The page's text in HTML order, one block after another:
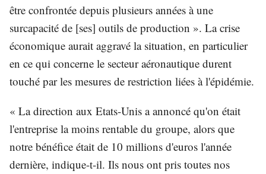
être confrontée depuis plusieurs années à une
surcapacité de [ses] outils de production ». La crise
économique aurait aggravé la situation, en particulier
en ce qui concerne le secteur aéronautique durent
touché par les mesures de restriction liées à l'épidémie.
« La direction aux Etats-Unis a annoncé qu'on était
l'entreprise la moins rentable du groupe, alors que
notre bénéfice était de 10 millions d'euros l'année
dernière, indique-t-il. Ils nous ont pris toutes nos